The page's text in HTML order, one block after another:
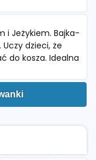
i Jeżykiem. Bajka-
dzieci, że
do kosza. Idealna